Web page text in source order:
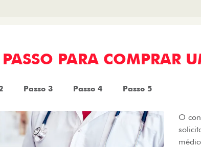
PARA COMPRAR
Passo 3 Passo 4 Passo 5
O